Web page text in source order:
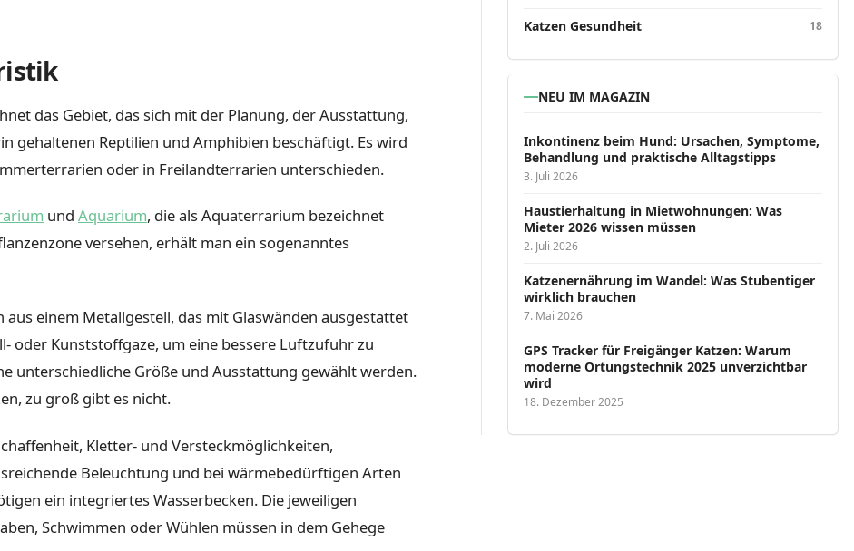
das Gebiet, das sich mit der Planung, der Ausstattung,
gehaltenen Reptilien und Amphibien beschäftigt. Es wird
oder in Freilandterrarien unterschieden.
und Aquarium, die als Aquaterrarium bezeichnet
versehen, erhält man ein sogenanntes
einem Metallgestell, das mit Glaswänden ausgestattet
oder Kunststoffgaze, um eine bessere Luftzufuhr zu
unterschiedliche Größe und Ausstattung gewählt werden.
zu groß gibt es nicht.
Kletter- und Versteckmöglichkeiten,
Beleuchtung und bei wärmebedürftigen Arten
ein integriertes Wasserbecken. Die jeweiligen
Schwimmen oder Wühlen müssen in dem Gehege
Katzen Gesundheit 18
NEU IM MAGAZIN
Inkontinenz beim Hund: Ursachen, Symptome,
Behandlung und praktische Alltagstipps
3. Juli 2026
Haustierhaltung in Mietwohnungen: Was
Mieter 2026 wissen müssen
2. Juli 2026
Katzenernährung im Wandel: Was Stubentiger
wirklich brauchen
7. Mai 2026
GPS Tracker für Freigänger Katzen: Warum
moderne Ortungstechnik 2025 unverzichtbar
wird
18. Dezember 2025